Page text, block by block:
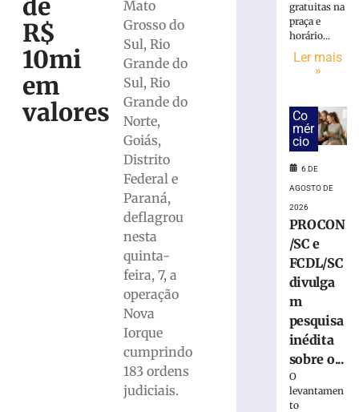
de
R$
10mi
em
valores
Mato
Grosso do
Sul, Rio
Grande do
Sul, Rio
Grande do
Norte,
Goiás,
Distrito
Federal e
Paraná,
deflagrou
nesta
quinta-
feira, 7, a
operação
Nova
Iorque
cumprindo
183 ordens
judiciais.
Motorista
ferida
contra
poste
Gaspar
Bombeiros
capturam
jararacuçu
pátio
gratuitas na
praça e
horário...
Ler mais
»
Co
mér
cio
6 DE
AGOSTO DE
2026
PROCON
/SC e
FCDL/SC
divulga
m
pesquisa
inédita
sobre o...
O
levantamen
to